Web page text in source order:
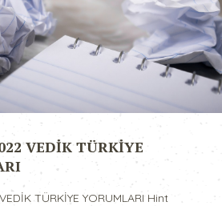
VEDİK TÜRKİYE
TÜRKİYE YORUMLARI Hint